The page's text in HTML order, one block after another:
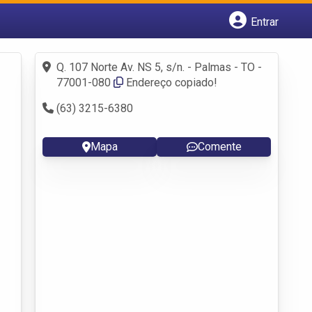
Entrar
Fazer login
Criar conta
Q. 107 Norte Av. NS 5, s/n. - Palmas - TO -
77001-080
Endereço copiado!
(63) 3215-6380
Mapa Comente